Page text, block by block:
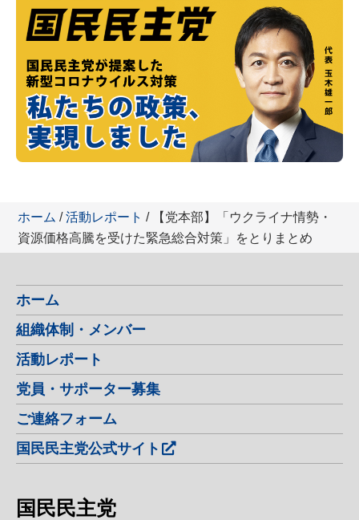
ホーム /活動レポート / 【党本部】「ウクライナ情勢・
資源価格高騰を受けた緊急総合対策」をとりまとめ
ホーム
組織体制・メンバー
活動レポート
党員・サポーター募集
ご連絡フォーム
国民民主党公式サイト
国民民主党